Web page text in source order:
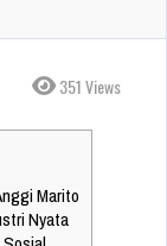
351 Views
Marito
Nyata